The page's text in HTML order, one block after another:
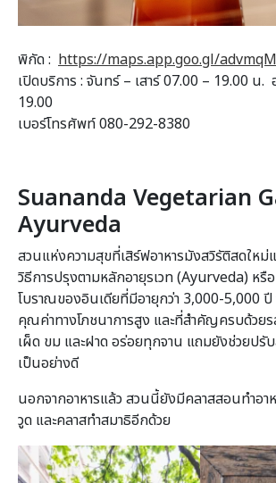
พิกัด : https://maps.app.goo.gl/
เปิดบริการ : จันทร์ – เสาร์ 07.00 – 19.00 น.
19.00
เบอร์โทรศัพท์ 080-292-8380
Suananda Vegetarian
Ayurveda
สวนแห่งความสุขที่เสิร์ฟอาหารมังสวิรัติสดใหม่
วิธีการปรุงตามหลักอายุรเวท (Ayurveda) ห
โบราณของอินเดียที่มีอายุกว่า 3,000-5,000
คุณค่าทางโภชนาการสูง และที่สำคัญครบด้วยร
เผ็ด ขม และฝาด อร่อยทุกจาน แถมยังช่วยปรั
เป็นอย่างดี
นอกจากอาหารแล้ว สวนนี้ยังมีคลาสสอนทำอา
วูด และคลาสทำสมาธิอีกด้วย